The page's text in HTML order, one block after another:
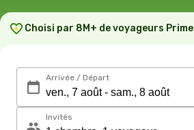
Choisi par 8M+ de voyageurs Prime
Arrivée / Départ
Invités